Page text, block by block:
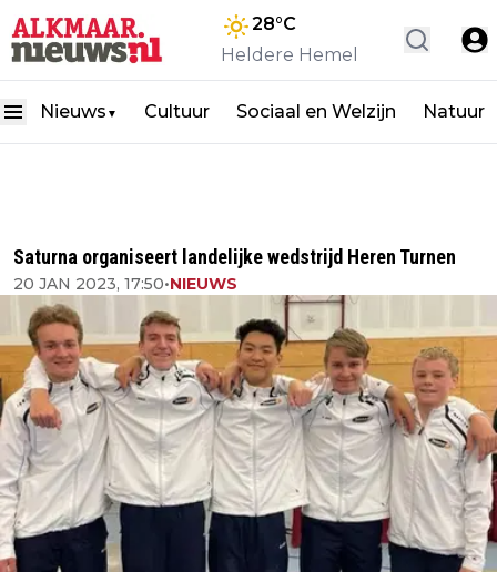
28°C
Heldere Hemel
Nieuws ▼ Cultuur Sociaal en Welzijn Natuur
Saturna organiseert landelijke wedstrijd Heren Turnen
20 JAN 2023, 17:50•NIEUWS